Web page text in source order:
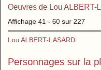
Oeuvres de Lou ALBERT-
Affichage 41 - 60 sur 227
Lou ALBERT-LASARD
Personnages sur la